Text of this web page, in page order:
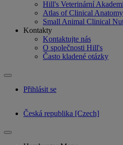
Hill's Veterinární
Atlas of Clinical Anatomy
Small Animal Clinical
Kontakty
Kontaktujte nás
O společnosti Hill's
Často kladené otázky
Přihlásit se
Česká republika [Czech]